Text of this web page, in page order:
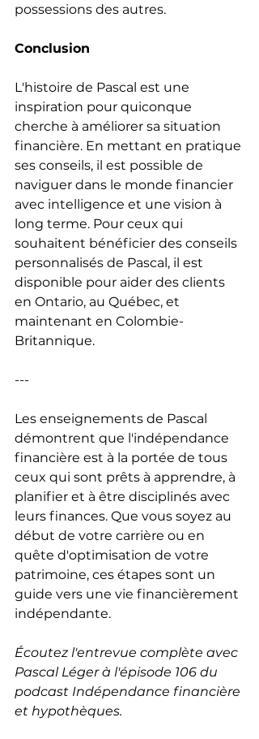
possessions des autres.
Conclusion
L'histoire de Pascal est une
inspiration pour quiconque
cherche à améliorer sa situation
financière. En mettant en pratique
ses conseils, il est possible de
naviguer dans le monde financier
avec intelligence et une vision à
long terme. Pour ceux qui
souhaitent bénéficier des conseils
personnalisés de Pascal, il est
disponible pour aider des clients
en Ontario, au Québec, et
maintenant en Colombie-
Britannique.
---
Les enseignements de Pascal
démontrent que l'indépendance
financière est à la portée de tous
ceux qui sont prêts à apprendre, à
planifier et à être disciplinés avec
leurs finances. Que vous soyez au
début de votre carrière ou en
quête d'optimisation de votre
patrimoine, ces étapes sont un
guide vers une vie financièrement
indépendante.
Écoutez l'entrevue complète avec
Pascal Léger à l'épisode 106 du
podcast Indépendance financière
et hypothèques.